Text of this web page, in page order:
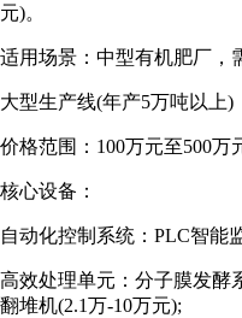
元)。
适用场景：中型有机肥厂，
大型生产线(年产5万吨以上)
价格范围：100万元至500万
核心设备：
自动化控制系统：PLC智能
高效处理单元：分子膜发酵
翻堆机(2.1万-10万元);